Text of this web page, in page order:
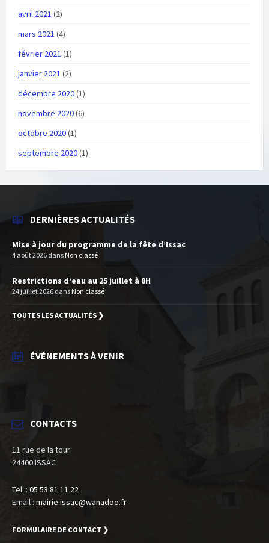
avril 2021 (2)
mars 2021 (4)
février 2021 (1)
janvier 2021 (2)
décembre 2020(1)
novembre 2020(6)
octobre 2020(1)
septembre 2020(1)
DERNIÈRES ACTUALITÉS
Mise à jour du programme de la fête d’Issac
4 août 2026 dansNon classé
Restrictions d’eau au 25 juillet à 8H
24 juillet 2026 dansNon classé
TOUTES LES ACTUALITÉS ❯
ÉVÉNEMENTS À VENIR
CONTACTS
11 rue de la tour
24400 ISSAC
Tel. : 05 53 81 11 22
Email : mairie.issac@wanadoo.fr
FORMULAIRE DE CONTACT ❯